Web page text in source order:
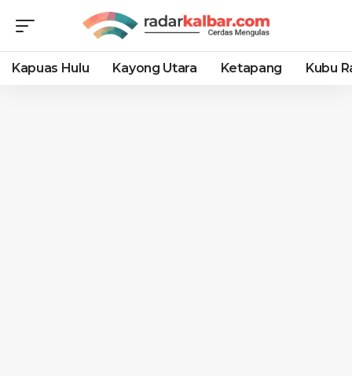
Kapuas Hulu Kayong Utara Ketapang Kubu